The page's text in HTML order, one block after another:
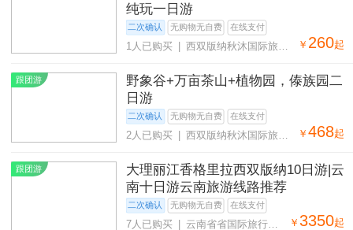
纯玩一日游
二次确认 无购物无自费 在线支付
￥ 260起
1人已购买 | 西双版纳秋沐国际旅行
跟团游
野象谷+万亩茶山+植物园，傣族园二
日游
二次确认 无购物无自费 在线支付
￥ 468起
2人已购买 | 西双版纳秋沐国际旅行
跟团游
大理丽江香格里拉西双版纳10日游|云
南十日游云南旅游线路推荐
二次确认 无购物无自费 在线支付
￥ 3350起
7人已购买 | 云南省省国际旅行社